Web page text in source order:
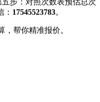
17545523783。
，帮你精准报价。